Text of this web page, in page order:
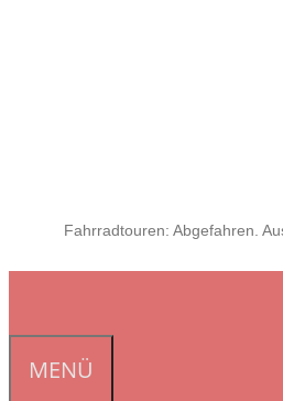
Fahrradtouren: Abgefahren.
MENÜ